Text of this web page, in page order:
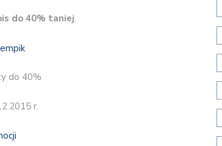
do 40% taniej.
do 40%
r.